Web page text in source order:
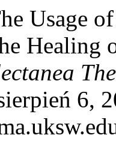
Usage
Healing
6,